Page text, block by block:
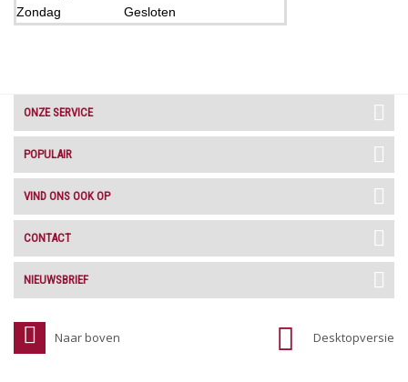
Zondag
Gesloten
ONZE SERVICE
POPULAIR
VIND ONS OOK OP
CONTACT
NIEUWSBRIEF
Desktopversie
Naar boven